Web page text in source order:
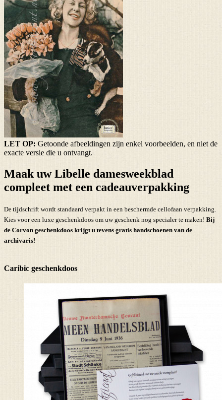
LET OP: Getoonde afbeeldingen zijn enkel voorbeelden, en niet de
exacte versie die u ontvangt.
Maak uw Libelle damesweekblad
compleet met een cadeauverpakking
De tijdschrift wordt standaard verpakt in een beschermde cellofaan verpakking.
Kies voor een luxe geschenkdoos om uw geschenk nog specialer te maken! Bij
de Corvon geschenkdoos krijgt u tevens gratis handschoenen van de
archivaris!
Caribic geschenkdoos